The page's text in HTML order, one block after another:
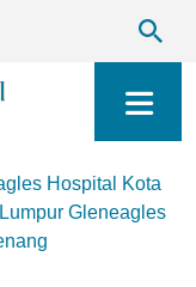
Hospital Kota
Gleneagles